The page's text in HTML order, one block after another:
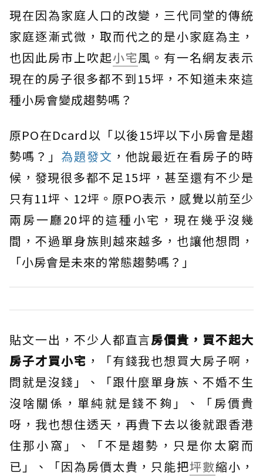
現在因為家庭人口的改變，三代同堂的傳統
家庭逐漸式微，取而代之的是小家庭為主，
也因此房市上吹起小宅風。有一名網友表示
現在的房子很多都不到15坪，不知道未來這
種小房會變成趨勢嗎？
原PO在Dcard以「以後15坪以下小房會是趨
勢嗎？」 為題發文 ，他說最近在看房子的時
候，發現很多都不足15坪，甚至還有不少是
只有11坪、12坪。原PO表示，感覺以前至少
兩房一廳20坪的這種小宅，現在幾乎沒幾
間，不過單身族則越來越多，也讓他想問，
「小房會是未來的常態趨勢嗎？」
貼文一出，不少人都直言房價貴，買不起大
房子才買小宅 ，「有錢我也想買大房子啊，
問就是沒錢」、「跟什麼單身族、不婚不生
沒啥關係，單純就是錢不夠」、「房價貴
呀，我也想住透天，再貴下去以後就跟香港
住那小窩」、「不是趨勢，只是你太窮而
已」、「因為房價太貴，只能把坪數縮小，